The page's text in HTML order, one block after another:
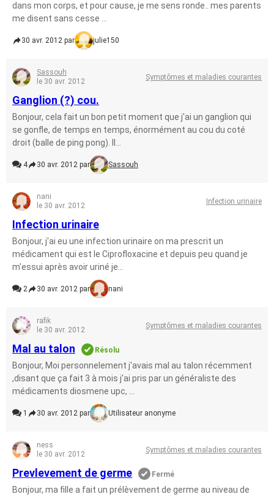
dans mon corps, et pour cause, je me sens ronde.. mes parents
me disent sans cesse ...
30 avr. 2012 par julie150
Sassouh
le 30 avr. 2012
Symptômes et maladies courantes
Ganglion (?) cou.
Bonjour, cela fait un bon petit moment que j'ai un ganglion qui
se gonfle, de temps en temps, énormément au cou du coté
droit (balle de ping pong). Il...
4 30 avr. 2012 par Sassouh
nani
le 30 avr. 2012
Infection urinaire
Infection urinaire
Bonjour, j'ai eu une infection urinaire on ma prescrit un
médicament qui est le Ciprofloxacine et depuis peu quand je
m'essui après avoir uriné je...
2 30 avr. 2012 par nani
rafik
le 30 avr. 2012
Symptômes et maladies courantes
Mal au talon Résolu
Bonjour, Moi personnelement j'avais mal au talon récemment
,disant que ça fait 3 à mois j'ai pris par un généraliste des
médicaments diosmene upc, ...
1 30 avr. 2012 par Utilisateur anonyme
ness
le 30 avr. 2012
Symptômes et maladies courantes
Prevlevement de germe Fermé
Bonjour, ma fille a fait un prélèvement de germe au niveau de